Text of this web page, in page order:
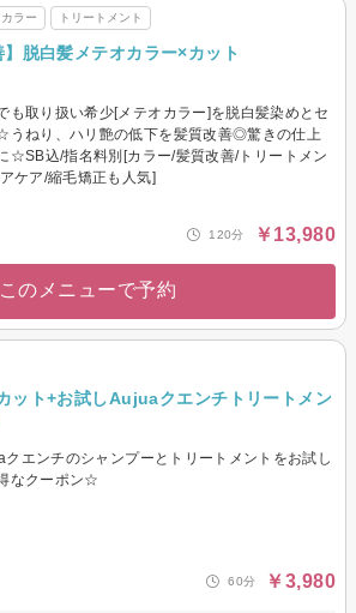
ラー トリートメント
】脱白髪メテオカラー×カット
も取り扱い希少[メテオカラー]を脱白髪染めとセ
うねり、ハリ艶の低下を髪質改善◎驚きの仕上
☆SB込/指名料別[カラー/髪質改善/トリートメン
アケア/縮毛矯正も人気]
120分 ￥13,980
このメニューで予約
ット+お試しAujuaクエンチトリートメン
クエンチのシャンプーとトリートメントをお試し
なクーポン☆
60分 ￥3,980